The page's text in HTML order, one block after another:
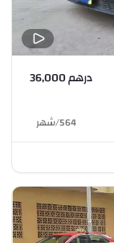
درهم 36,000
564
/شهر